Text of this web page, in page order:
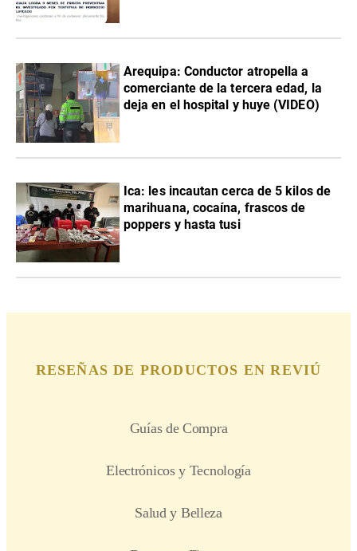
Arequipa: Conductor atropella a
comerciante de la tercera edad, la
deja en el hospital y huye (VIDEO)
Ica: les incautan cerca de 5 kilos de
marihuana, cocaína, frascos de
poppers y hasta tusi